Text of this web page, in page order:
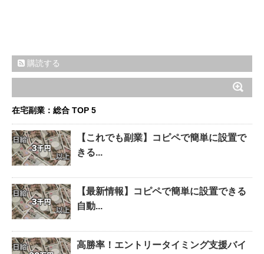
購読する
在宅副業：総合 TOP 5
【これでも副業】コピペで簡単に設置で
きる...
【最新情報】コピペで簡単に設置できる
自動...
高勝率！エントリータイミング支援バイ